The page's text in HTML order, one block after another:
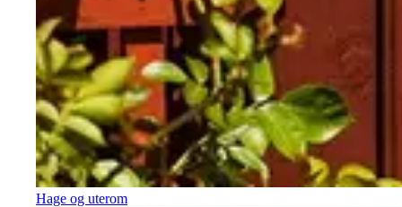
Hage og uterom